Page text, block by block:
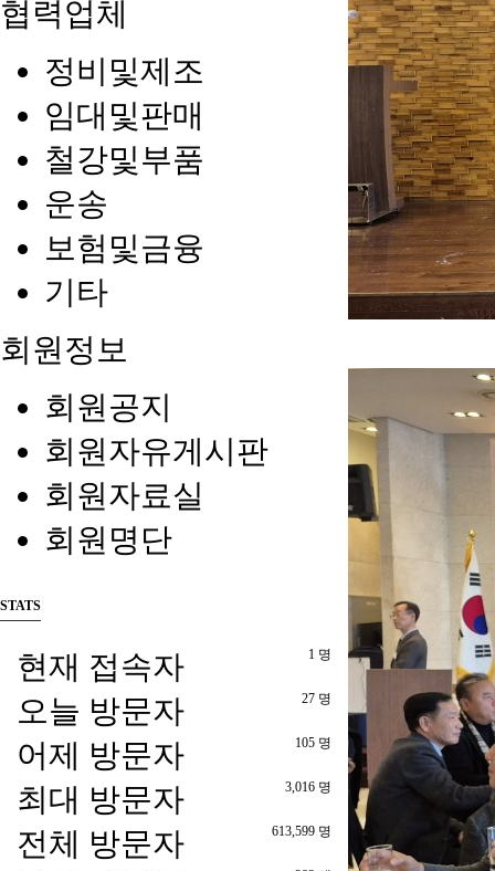
협력업체
정비및제조
임대및판매
철강및부품
운송
보험및금융
기타
회원정보
회원공지
회원자유게시판
회원자료실
회원명단
STATS
1 명
현재 접속자
27 명
오늘 방문자
105 명
어제 방문자
3,016 명
최대 방문자
613,599 명
전체 방문자